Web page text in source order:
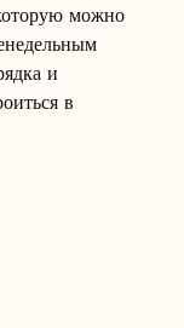
можно
и
в